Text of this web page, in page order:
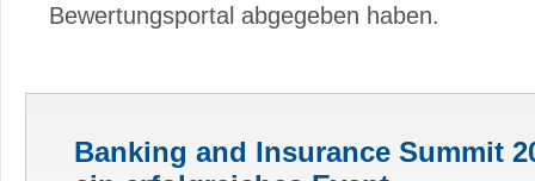
Bewertungsportal abgegeben haben.
Banking and Insurance Summit